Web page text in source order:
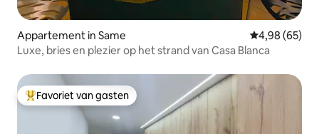
Appartement in Same Gemiddelde
4,98 (65)
Luxe, bries en plezier op het strand van Casa Blanca
Topfavoriet van gasten
Favoriet van gasten